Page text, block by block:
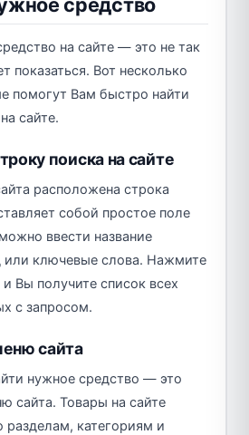
средство
на сайте — это не так
показаться. Вот несколько
помогут Вам быстро найти
сайте.
поиска на сайте
расположена строка
собой простое поле
ввести название
или ключевые слова. Нажмите
и Вы получите список всех
с запросом.
сайта
нужное средство — это
сайта. Товары на сайте
разделам, категориям и